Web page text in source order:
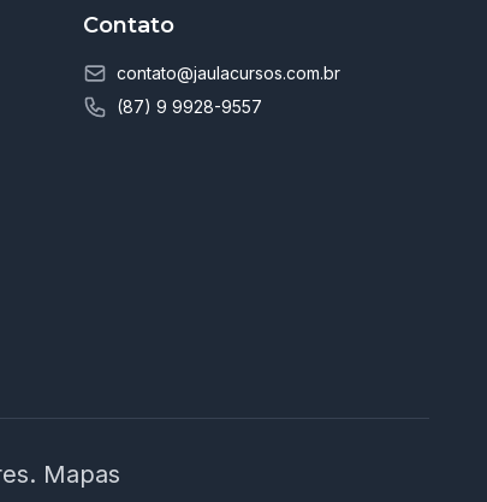
Contato
contato@jaulacursos.com.br
(87) 9 9928-9557
Mapas